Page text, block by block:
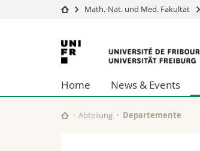
Universität
Studium
Forschung
Universität
Weiterbildung
Math.-Nat. und Med. Fakultät
Universität
Freiburg
Home News & Events
Abteilung Departemente